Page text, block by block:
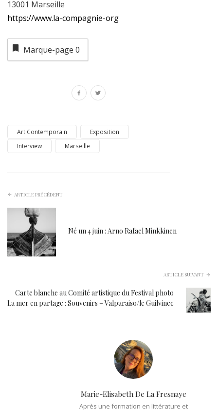
13001 Marseille
https://www.la-compagnie-org
Marque-page 0
Art Contemporain
Exposition
Interview
Marseille
ARTICLE PRÉCÉDENT
Né un 4 juin : Arno Rafael Minkkinen
ARTICLE SUIVANT
Carte blanche au Comité artistique du Festival photo
La mer en partage : Souvenirs – Valparaiso/le Guilvinec
Marie-Elisabeth De La Fresnaye
Après une formation en littérature et